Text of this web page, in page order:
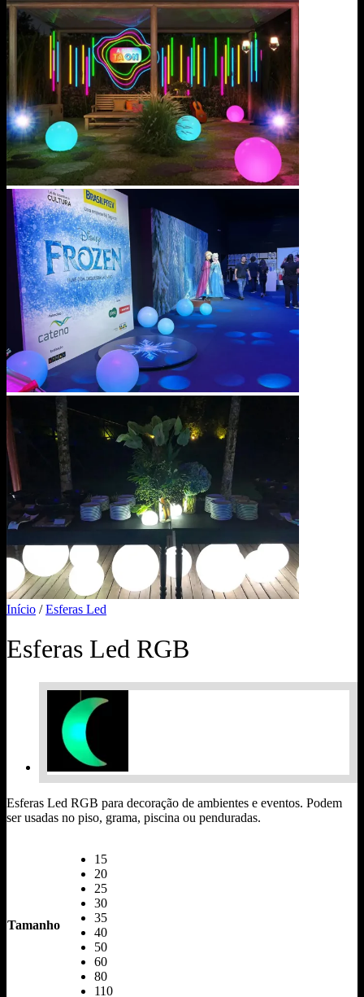
Início / Esferas Led
Esferas Led RGB
Esferas Led RGB para decoração de ambientes e eventos. Podem
ser usadas no piso, grama, piscina ou penduradas.
Tamanho
15
20
25
30
35
40
50
60
80
110